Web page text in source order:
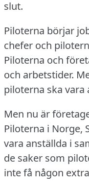
slut.
Piloterna börjar
chefer och
Piloterna och
och arbetstider.
piloterna ska vara
Men nu är
Piloterna i Norge,
vara anställda i
de saker som
inte få någon